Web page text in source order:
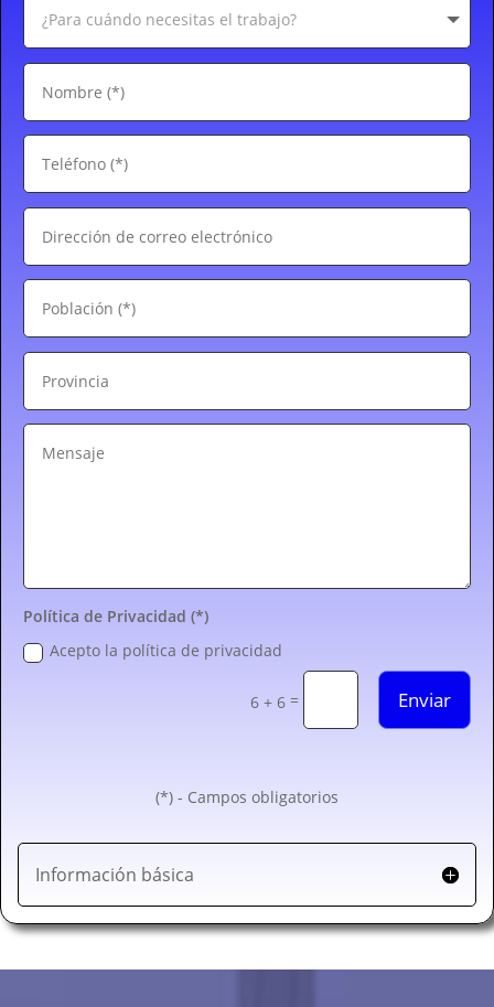
Política de Privacidad (*)
Acepto la política de privacidad
6 + 6 = Enviar
(*) - Campos obligatorios
Información básica